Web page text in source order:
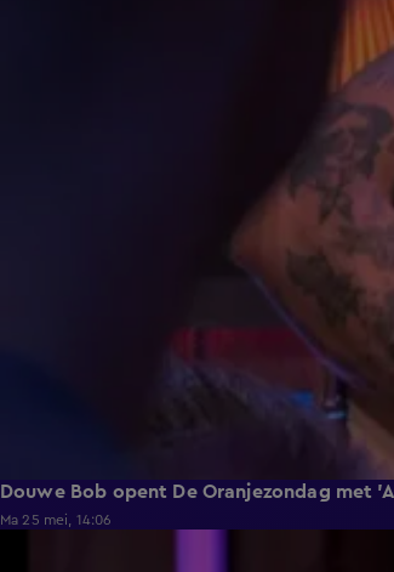
Douwe Bob opent De Oranjezondag met
Ma 25 mei, 14:06